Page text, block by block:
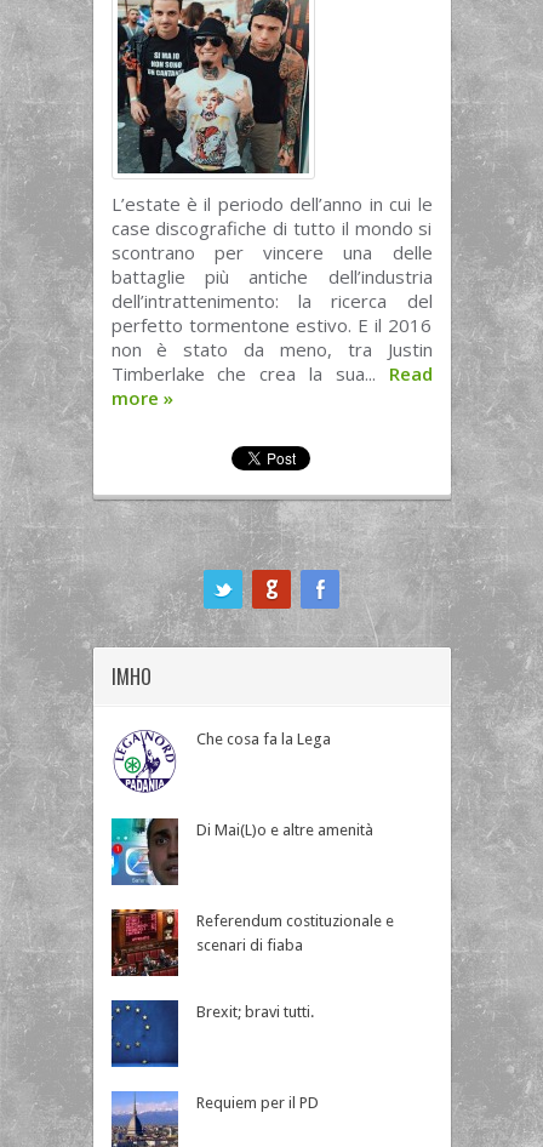
L’estate è il periodo dell’anno in cui le
case discografiche di tutto il mondo si
scontrano per vincere una delle
battaglie più antiche dell’industria
dell’intrattenimento: la ricerca del
perfetto tormentone estivo. E il 2016
non è stato da meno, tra Justin
Timberlake che crea la sua... Read
more »
IMHO
Che cosa fa la Lega
Di Mai(L)o e altre amenità
Referendum costituzionale e
scenari di fiaba
Brexit; bravi tutti.
Requiem per il PD